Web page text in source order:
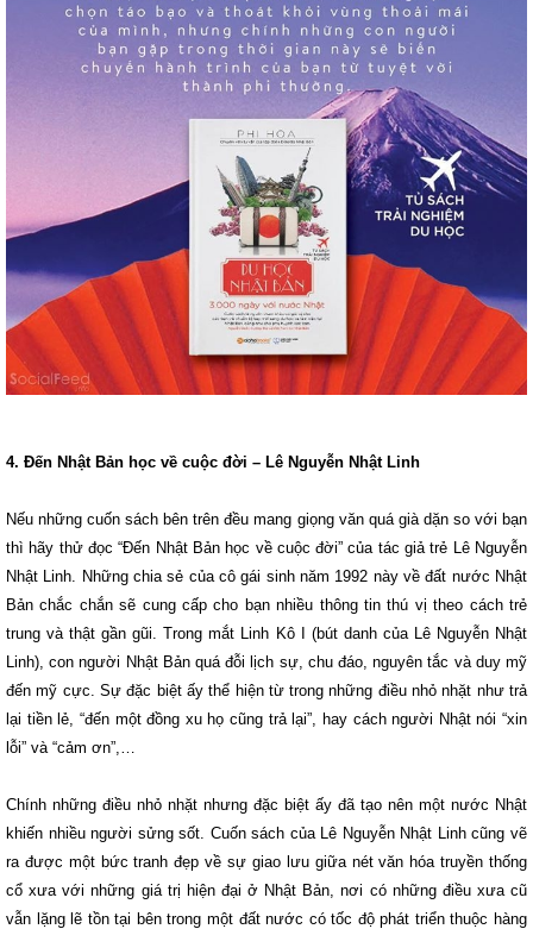
4. Đến Nhật Bản học về cuộc đời – Lê Nguyễn Nhật Linh
Nếu những cuốn sách bên trên đều mang giọng văn quá già dặn so với bạn
thì hãy thử đọc “Đến Nhật Bản học về cuộc đời” của tác giả trẻ Lê Nguyễn
Nhật Linh. Những chia sẻ của cô gái sinh năm 1992 này về đất nước Nhật
Bản chắc chắn sẽ cung cấp cho bạn nhiều thông tin thú vị theo cách trẻ
trung và thật gần gũi. Trong mắt Linh Kô I (bút danh của Lê Nguyễn Nhật
Linh), con người Nhật Bản quá đỗi lịch sự, chu đáo, nguyên tắc và duy mỹ
đến mỹ cực. Sự đặc biệt ấy thể hiện từ trong những điều nhỏ nhặt như trả
lại tiền lẻ, “đến một đồng xu họ cũng trả lại”, hay cách người Nhật nói “xin
lỗi” và “cảm ơn”,…
Chính những điều nhỏ nhặt nhưng đặc biệt ấy đã tạo nên một nước Nhật
khiến nhiều người sửng sốt. Cuốn sách của Lê Nguyễn Nhật Linh cũng vẽ
ra được một bức tranh đẹp về sự giao lưu giữa nét văn hóa truyền thống
cổ xưa với những giá trị hiện đại ở Nhật Bản, nơi có những điều xưa cũ
vẫn lặng lẽ tồn tại bên trong một đất nước có tốc độ phát triển thuộc hàng